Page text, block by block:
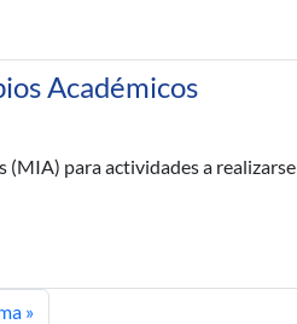
Académicos
(MIA) para actividades a realizarse
»